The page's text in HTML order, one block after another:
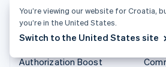
Prodotti e prezzi
Tariffe
Authorization Boost
You’re viewing our website for Croatia,
you’re in the United States.
Switch to the United States site